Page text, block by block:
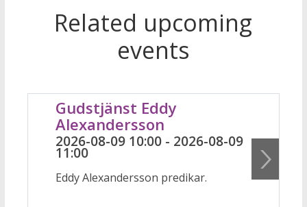
Related upcoming
events
Gudstjänst Eddy
Alexandersson
2026-08-09 10:00 - 2026-08-09
11:00
Eddy Alexandersson predikar.